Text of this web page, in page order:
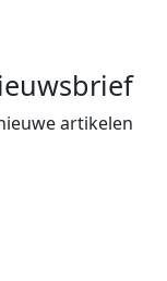
artikelen